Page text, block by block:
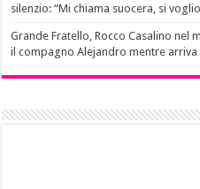
silenzio: “Mi chiama suocera, si
Grande Fratello, Rocco Casalino nel
il compagno Alejandro mentre